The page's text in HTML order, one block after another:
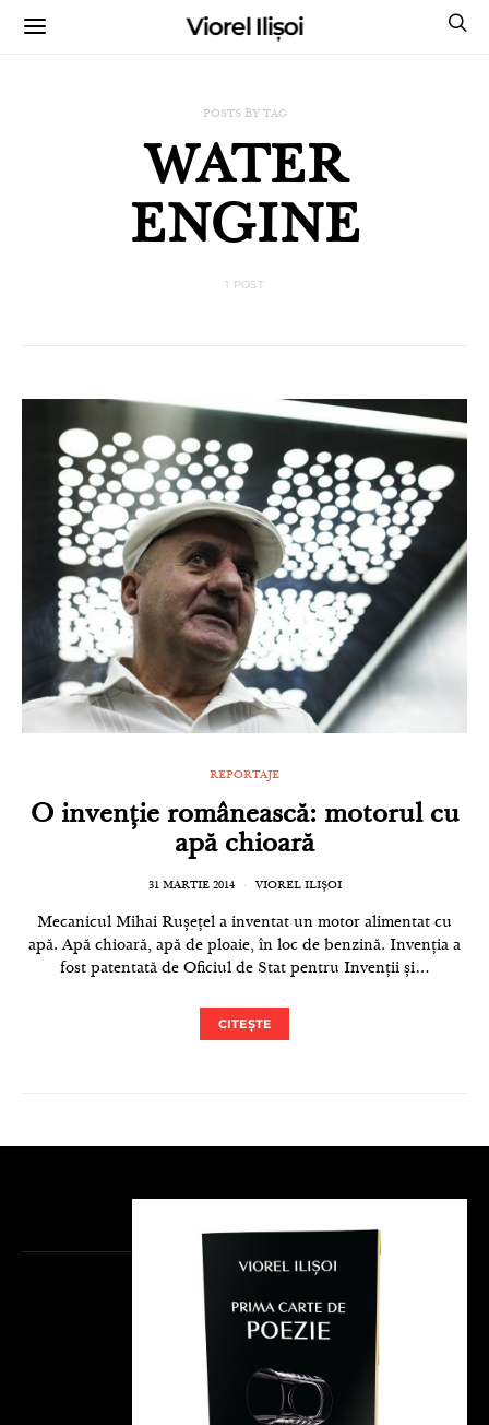
Viorel Ilișoi
POSTS BY TAG
WATER
ENGINE
1 POST
REPORTAJE
O invenție românească: motorul cu
apă chioară
31 MARTIE 2014 VIOREL ILIȘOI
Mecanicul Mihai Rușețel a inventat un motor alimentat cu
apă. Apă chioară, apă de ploaie, în loc de benzină. Invenția a
fost patentată de Oficiul de Stat pentru Invenții și…
CITEȘTE
CUMPĂRĂ CĂRȚILE MELE CU AUTOGRAF